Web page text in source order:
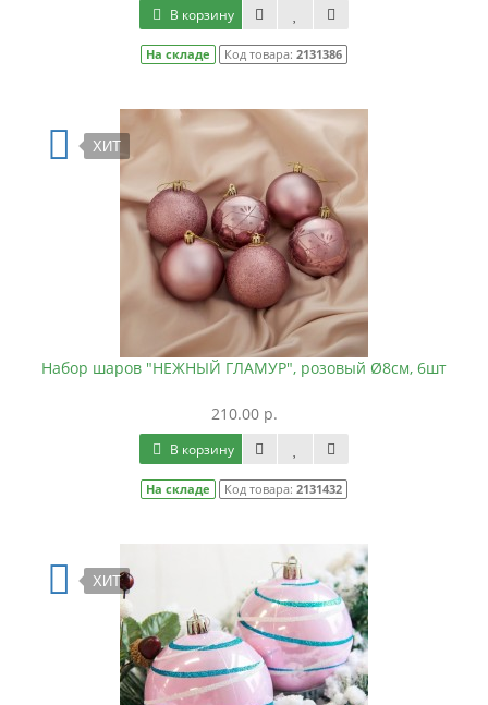
В корзину
На складе Код товара: 2131386
ХИТ
Набор шаров "НЕЖНЫЙ ГЛАМУР", розовый Ø8см, 6шт
210.00 р.
В корзину
На складе Код товара: 2131432
ХИТ